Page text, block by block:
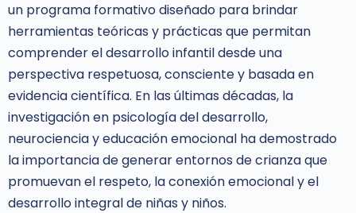
un programa formativo diseñado para brindar
herramientas teóricas y prácticas que permitan
comprender el desarrollo infantil desde una
perspectiva respetuosa, consciente y basada en
evidencia científica. En las últimas décadas, la
investigación en psicología del desarrollo,
neurociencia y educación emocional ha demostrado
la importancia de generar entornos de crianza que
promuevan el respeto, la conexión emocional y el
desarrollo integral de niñas y niños.